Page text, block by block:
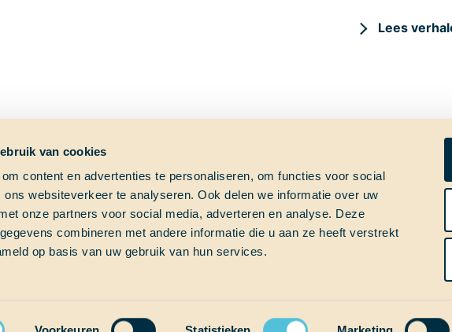
van cookies
content en advertenties te personaliseren, om functies voor social
ons websiteverkeer te analyseren. Ook delen we informatie over uw
onze partners voor social media, adverteren en analyse. Deze
combineren met andere informatie die u aan ze heeft verstrekt
op basis van uw gebruik van hun services.
Lees
vraag?
ons!
Shipfinder
Check hier waar School at
Sea op dit moment vaart!
Social media